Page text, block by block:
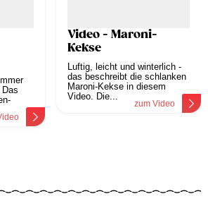
Video - Maroni-
Kekse
Luftig, leicht und winterlich -
das beschreibt die schlanken
Maroni-Kekse in diesem
Video. Die...
zum Video